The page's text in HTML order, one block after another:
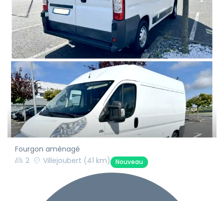
Fourgon aménagé
2
Villejoubert (41 km) Nouveau